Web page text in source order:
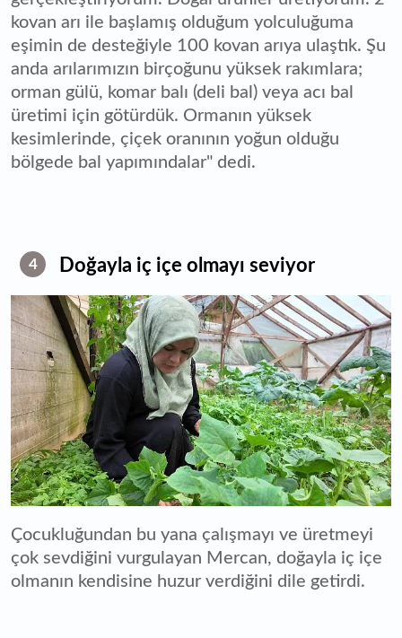
kovan arı ile başlamış olduğum yolculuğuma
eşimin de desteğiyle 100 kovan arıya ulaştık. Şu
anda arılarımızın birçoğunu yüksek rakımlara;
orman gülü, komar balı (deli bal) veya acı bal
üretimi için götürdük. Ormanın yüksek
kesimlerinde, çiçek oranının yoğun olduğu
bölgede bal yapımındalar" dedi.
4 Doğayla iç içe olmayı seviyor
Çocukluğundan bu yana çalışmayı ve üretmeyi
çok sevdiğini vurgulayan Mercan, doğayla iç içe
olmanın kendisine huzur verdiğini dile getirdi.